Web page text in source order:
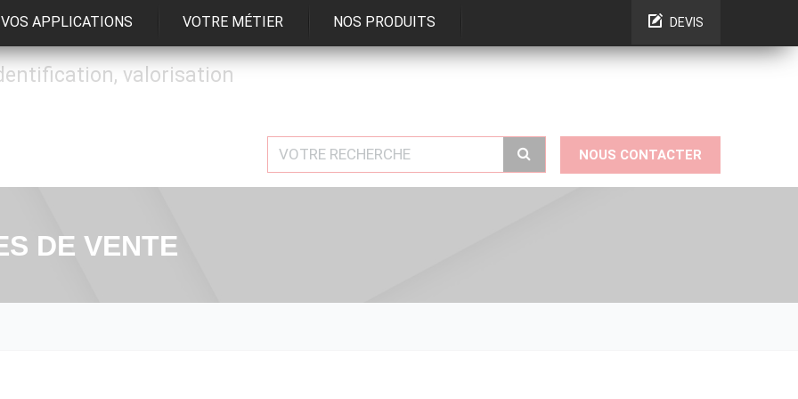
/ Français
valorisation
NOUS CONTACTER
VOS APPLICATIONS VOTRE MÉTIER NOS PRODUITS DEVIS
DE VENTE